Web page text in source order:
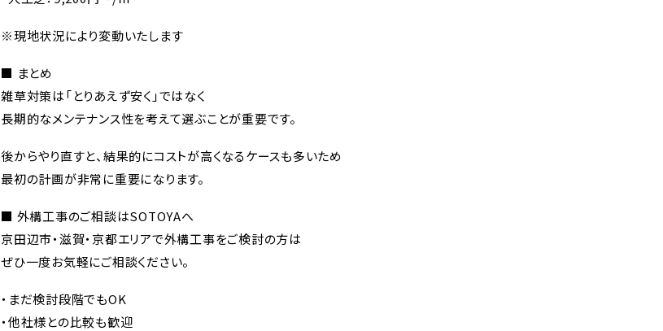
※現地状況により変動いたします
■ まとめ
雑草対策は「とりあえず安く」ではなく
長期的なメンテナンス性を考えて選ぶことが重要です。
後からやり直すと、結果的にコストが高くなるケースも多いため
最初の計画が非常に重要になります。
■ 外構工事のご相談はSOTOYAへ
京田辺市・滋賀・京都エリアで外構工事をご検討の方は
ぜひ一度お気軽にご相談ください。
・まだ検討段階でもOK
・他社様との比較も歓迎